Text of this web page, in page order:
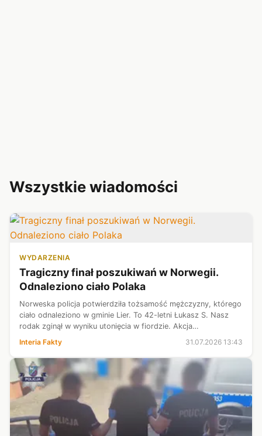
Wszystkie wiadomości
WYDARZENIA
Tragiczny finał poszukiwań w Norwegii.
Odnaleziono ciało Polaka
Norweska policja potwierdziła tożsamość mężczyzny, którego
ciało odnaleziono w gminie Lier. To 42-letni Łukasz S. Nasz
rodak zginął w wyniku utonięcia w fiordzie. Akcja
niesprzyjające warunki atmosf...
Interia Fakty 31.07.2026 13:43